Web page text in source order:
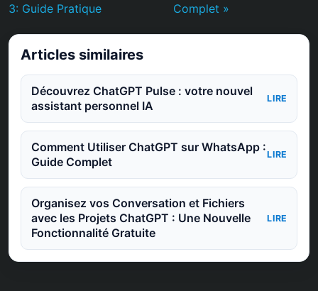
3: Guide Pratique
Complet »
Articles similaires
Découvrez ChatGPT Pulse : votre nouvel
assistant personnel IA
LIRE
Comment Utiliser ChatGPT sur WhatsApp :
Guide Complet
LIRE
Organisez vos Conversation et Fichiers
avec les Projets ChatGPT : Une Nouvelle
Fonctionnalité Gratuite
LIRE